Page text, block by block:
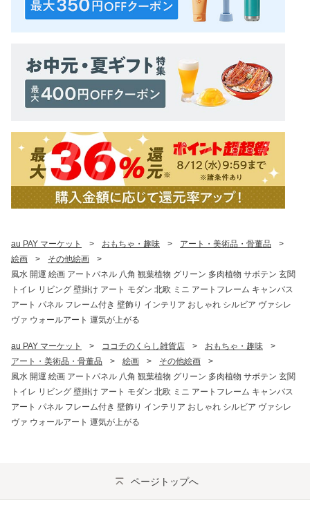
au PAY マーケット > おもちゃ・趣味 > アート・美術品・骨董品
>
絵画
> その他絵画
>
風水 開運 絵画 アートパネル 八角 観葉植物 グリーン 多肉植物 サボテン 玄関
トイレ リビング 壁掛け アート モダン 北欧 ミニ アートフレーム キャンバス
アート パネル フレーム付き 壁飾り インテリア おしゃれ シルビア ヴァシレ
ヴァ ウォールアート 運気が上がる
au PAY マーケット > ココチのくらし雑貨店 > おもちゃ・趣味
>
アート・美術品・骨董品
> 絵画 > その他絵画
>
風水 開運 絵画 アートパネル 八角 観葉植物 グリーン 多肉植物 サボテン 玄関
トイレ リビング 壁掛け アート モダン 北欧 ミニ アートフレーム キャンバス
アート パネル フレーム付き 壁飾り インテリア おしゃれ シルビア ヴァシレ
ヴァ ウォールアート 運気が上がる
ページトップへ